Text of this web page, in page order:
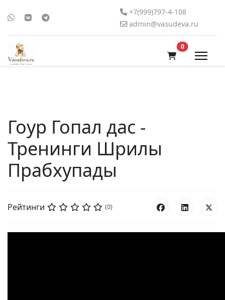
+7(999)797-4-108
admin@vasudeva.ru
0В корзину
Гоур Гопал дас -
Тренинги Шрилы
Прабхупады
Рейтинги (0)